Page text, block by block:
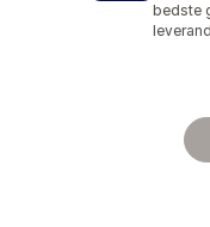
bedste